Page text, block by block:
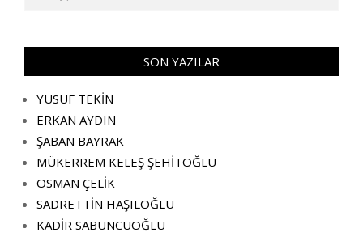
SON YAZILAR
YUSUF TEKİN
ERKAN AYDIN
ŞABAN BAYRAK
MÜKERREM KELEŞ ŞEHİTOĞLU
OSMAN ÇELİK
SADRETTİN HAŞILOĞLU
KADİR SABUNCUOĞLU